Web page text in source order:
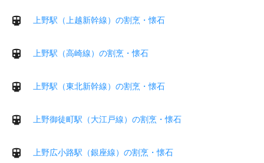
上野駅（上越新幹線）の割烹・懐石
上野駅（高崎線）の割烹・懐石
上野駅（東北新幹線）の割烹・懐石
上野御徒町駅（大江戸線）の割烹・懐石
上野広小路駅（銀座線）の割烹・懐石